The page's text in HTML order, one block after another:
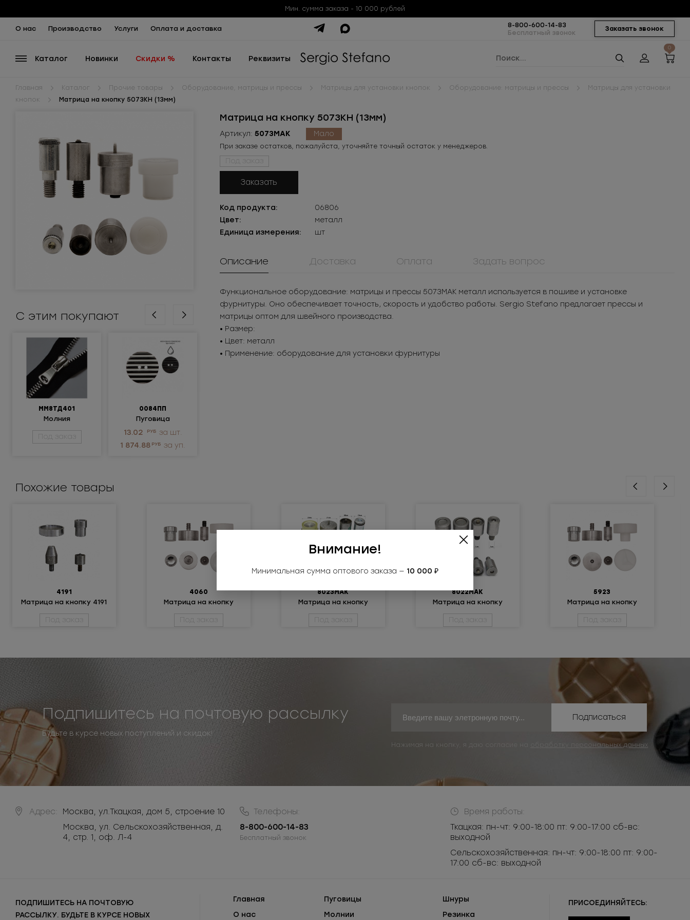
Мин. сумма заказа - 10 000 рублей
О нас Производство Услуги Оплата и доставка Заказать звонок
8-800-600-14-83
Бесплатный звонок
Каталог Новинки Скидки % Контакты Реквизиты
0
Главная Каталог Прочие товары Оборудование, матрицы и прессы Матрицы для установки кнопок Оборудование: матрицы и прессы
Матрицы для установки
кнопок
Матрица на кнопку 5073КН (13мм)
С этим покупают
ММ8ТД401
Молния
металлическая
неразъёмная 8Т
Под заказ
0084ПП
Пуговица
пластиковая
13.02 РУБ за шт.
1 874.88 РУБ за уп.
Матрица на кнопку 5073КН (13мм)
Артикул:5073МАК Мало
При заказе остатков, пожалуйста, уточняйте точный остаток у менеджеров.
Под заказ
Заказать
Код продукта:
06806
Цвет:
металл
Единица измерения:
шт
Описание Доставка Оплата Задать вопрос
Функциональное оборудование: матрицы и прессы 5073МАК металл используется в пошиве и установке
фурнитуры. Оно обеспечивает точность, скорость и удобство работы. Sergio Stefano предлагает прессы и
матрицы оптом для швейного производства.
• Размер:
• Цвет: металл
• Применение: оборудование для установки фурнитуры
Похожие товары
4191
Матрица на кнопку 4191
Под заказ
4060
Матрица на кнопку
4060
Под заказ
8023МАК
Матрица на кнопку
8023КН (15мм)
Под заказ
8022МАК
Матрица на кнопку
8022КН (15мм)
Под заказ
5923
Матрица на кнопку
5923
Под заказ
Подпишитесь на почтовую рассылку
Будьте в курсе новых поступлений и скидок!
Подписаться
Нажимая на кнопку, я даю согласие на обработку персональных данных
Адрес: Москва, ул.Ткацкая, дом 5, строение 10
Москва, ул. Сельскохозяйственная, д.
4, стр. 1, оф. Л-4
Телефоны:
8-800-600-14-83
Бесплатный звонок
Время работы:
Ткацкая: пн-чт: 9:00-18:00 пт: 9:00-17:00 сб-вс:
выходной
Сельскохозяйственная: пн-чт: 9:00-18:00 пт: 9:00-
17:00 сб-вс: выходной
ПОДПИШИТЕСЬ НА ПОЧТОВУЮ
РАССЫЛКУ. БУДЬТЕ В КУРСЕ НОВЫХ
Главная
О нас
Пуговицы
Молнии
Шнуры
Резинка
ПРИСОЕДИНЯЙТЕСЬ:
Внимание!
Минимальная сумма оптового заказа — 10 000 ₽